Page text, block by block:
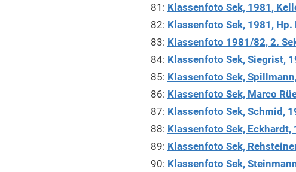
81: Klassenfoto Sek, 1981,
82: Klassenfoto Sek, 1981, Hp.
83: Klassenfoto 1981/82, 2.
84: Klassenfoto Sek, Siegrist,
85: Klassenfoto Sek,
86: Klassenfoto Sek, Marco
87: Klassenfoto Sek, Schmid,
88: Klassenfoto Sek, Eckhardt,
89: Klassenfoto Sek,
90: Klassenfoto Sek,